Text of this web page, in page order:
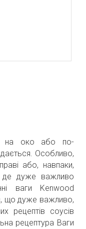
на око або по-
Особливо,
або, навпаки,
де дуже важливо
ваги Kenwood
що дуже важливо,
рецептів соусів
рецептура Ваги